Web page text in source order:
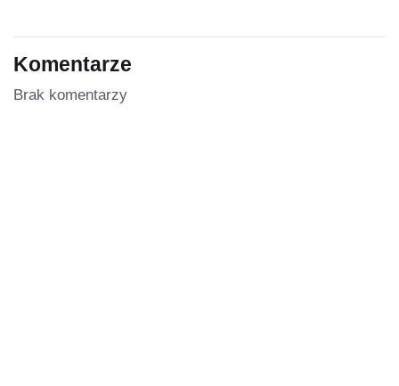
Komentarze
Brak komentarzy